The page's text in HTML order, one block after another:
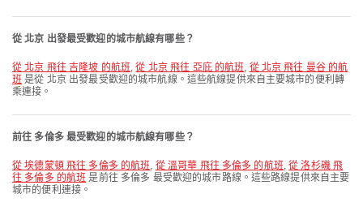
從 北京 出發最受歡迎的城市航線有哪些？
從 北京 飛往 吉隆坡 的航班,從 北京 飛往 亞庇 的航班, 從 北京 飛往 曼谷 的航
班 是從 北京 出發最受歡迎的城市航線。這些航線提供來自主要城市的便利轉
乘連接。
前往 多倫多 最受歡迎的城市航線有哪些？
從 埃德蒙頓 飛往 多倫多 的航班, 從 溫哥華 飛往 多倫多 的航班,從 洛杉磯 飛
往 多倫多 的航班 是前往 多倫多 最受歡迎的城市路線。這些路線提供來自主要
城市的便利連接。